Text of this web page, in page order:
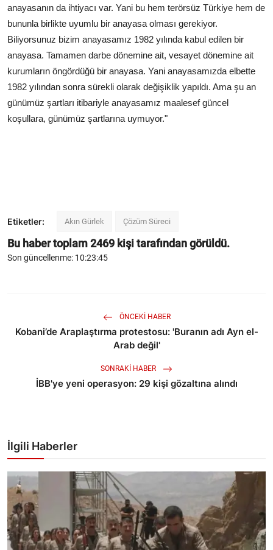
anayasanın da ihtiyacı var. Yani bu hem terörsüz Türkiye hem de
bununla birlikte uyumlu bir anayasa olması gerekiyor.
Biliyorsunuz bizim anayasamız 1982 yılında kabul edilen bir
anayasa. Tamamen darbe dönemine ait, vesayet dönemine ait
kurumların öngördüğü bir anayasa. Yani anayasamızda elbette
1982 yılından sonra sürekli olarak değişiklik yapıldı. Ama şu an
günümüz şartları itibariyle anayasamız maalesef güncel
koşullara, günümüz şartlarına uymuyor."
Etiketler: Akın Gürlek Çözüm Süreci
Bu haber toplam2469 kişi tarafından görüldü.
Son güncellenme: 10:23:45
ÖNCEKI HABER
Kobani’de Araplaştırma protestosu: 'Buranın adı Ayn el-
Arab değil'
SONRAKI HABER
İBB'ye yeni operasyon: 29 kişi gözaltına alındı
İlgili Haberler